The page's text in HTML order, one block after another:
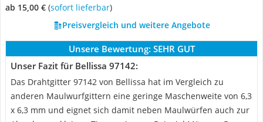
ab 15,00 € ( Sofort lieferbar)
Preisvergleich und weitere Angebote
Unsere Bewertung: SEHR GUT
Unser Fazit für Bellissa 97142:
Das Drahtgitter 97142 von Bellissa hat im Vergleich zu
anderen Maulwurfgittern eine geringe Maschenweite von 6,3
x 6,3 mm und eignet sich damit neben Maulwürfen auch zur